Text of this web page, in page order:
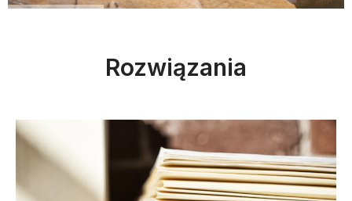
Rozwiązania